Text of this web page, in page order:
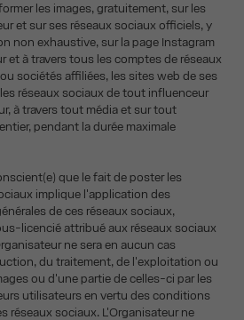
les images, gratuitement, sur les
et sur ses réseaux sociaux officiels, y
non exhaustive, sur la page Instagram
et à travers tous les comptes de réseaux
sociétés affiliées, les sites web de ses
réseaux sociaux de tout influenceur
à travers tout média et sur tout
pendant la durée maximale
que le fait de poster les
implique l'application des
de ces réseaux sociaux,
licencié attribué aux réseaux sociaux
ne sera en aucun cas
du traitement, de l'exploitation ou
ou d'une partie de celles-ci par les
utilisateurs en vertu des conditions
réseaux sociaux. L'Organisateur ne